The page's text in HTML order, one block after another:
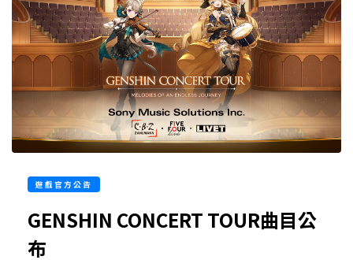
遊戲官方公告
GENSHIN CONCERT TOUR曲目公
布